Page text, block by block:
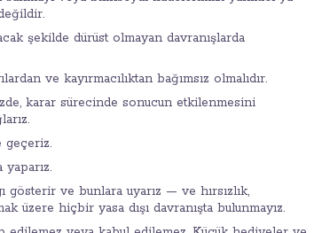
şekilde dürüst olmayan davranışlarda
ve kayırmacılıktan bağımsız olmalıdır.
karar sürecinde sonucun etkilenmesini
geçeriz.
ve bunlara uyarız — ve hırsızlık,
üzere hiçbir yasa dışı davranışta bulunmayız.